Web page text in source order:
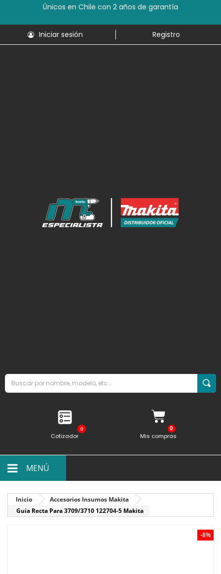
Únicos en Chile con 2 años de garantía
Iniciar sesión Registro
0
Cotizador Mis compras
MENÚ
Inicio
Accesorios Insumos Makita
Guia Recta Para 3709/3710 122704-5 Makita
-8%